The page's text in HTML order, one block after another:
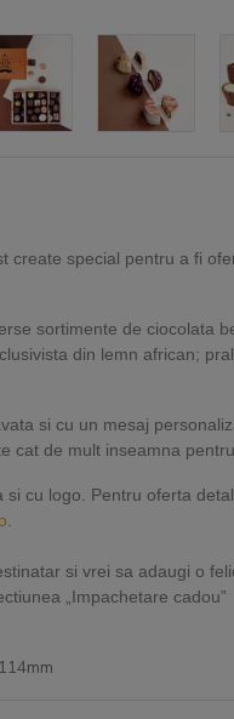
create special pentru a fi
sortimente de ciocolata
din lemn african;
si cu un mesaj
cat de mult inseamna pentru
cu logo. Pentru oferta
si vrei sa adaugi o
„Impachetare cadou”